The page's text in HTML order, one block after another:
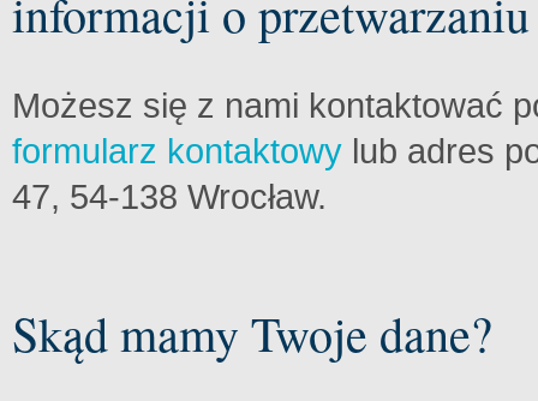
informacji o
Możesz się z nami kontaktować
formularz kontaktowy lub adres
47, 54-138 Wrocław.
Skąd mamy Twoje dane?